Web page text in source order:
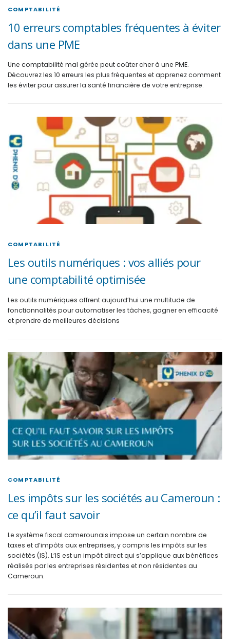
COMPTABILITÉ
10 erreurs comptables fréquentes à éviter
dans une PME
Une comptabilité mal gérée peut coûter cher à une PME.
Découvrez les 10 erreurs les plus fréquentes et apprenez comment
les éviter pour assurer la santé financière de votre entreprise.
COMPTABILITÉ
Les outils numériques : vos alliés pour
une comptabilité optimisée
Les outils numériques offrent aujourd’hui une multitude de
fonctionnalités pour automatiser les tâches, gagner en efficacité
et prendre de meilleures décisions
COMPTABILITÉ
Les impôts sur les sociétés au Cameroun :
ce qu’il faut savoir
Le système fiscal camerounais impose un certain nombre de
taxes et d’impôts aux entreprises, y compris les impôts sur les
sociétés (IS). L’IS est un impôt direct qui s’applique aux bénéfices
réalisés par les entreprises résidentes et non résidentes au
Cameroun.